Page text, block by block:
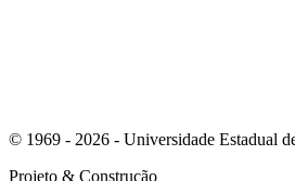
© 1969 - 2026 - Universidade Estadual
Projeto & Construção